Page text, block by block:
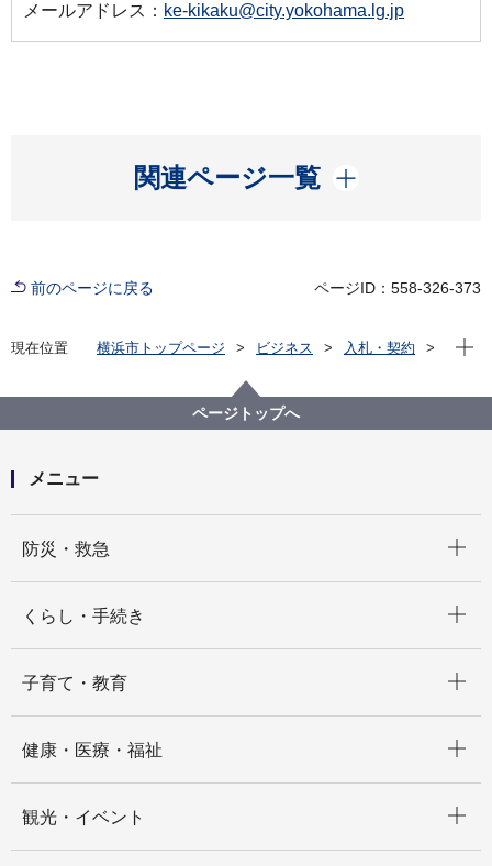
メールアドレス： ke-kikaku@city.yokohama.lg.jp
関連ページ一覧
開く
前のページに戻る ページID：558-326-373
現在位置 横浜市トップページ ビジネス
入札・契約
【入札結果掲載】令和５年度横浜市景況・経営動向調
査業務委託
現在
ページトップへ
メニュー
防災・救急
くらし・手続き
子育て・教育
健康・医療・福祉
観光・イベント